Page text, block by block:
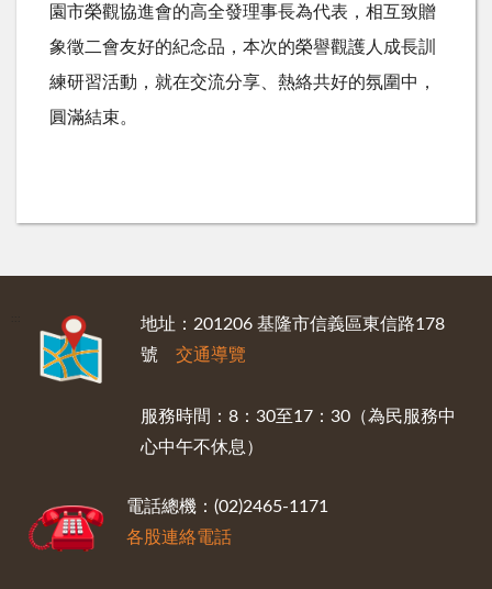
園市榮觀協進會的高全發理事長為代表，相互致贈
象徵二會友好的紀念品，本次的榮譽觀護人成長訓
練研習活動，就在交流分享、熱絡共好的氛圍中，
圓滿結束。
地址：201206 基隆市信義區東信路178
號 交通導覽
服務時間：8：30至17：30（為民服務中
心中午不休息）
電話總機：(02)2465-1171
各股連絡電話